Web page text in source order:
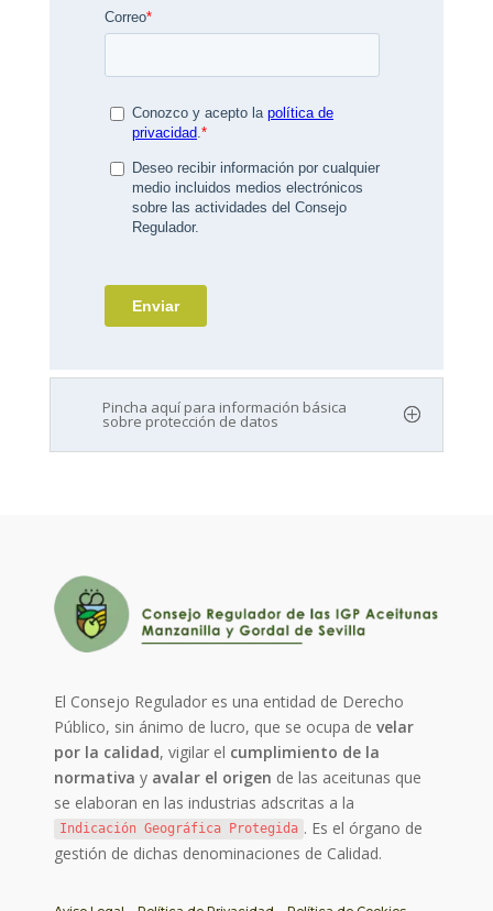
Pincha aquí para información básica
sobre protección de datos
El Consejo Regulador es una entidad de Derecho
Público, sin ánimo de lucro, que se ocupa develar
por la calidad, vigilar el cumplimiento de la
normativa y avalar el origen de las aceitunas que
se elaboran en las industrias adscritas a la
Indicación Geográfica Protegida . Es el órgano de
gestión de dichas denominaciones de Calidad.